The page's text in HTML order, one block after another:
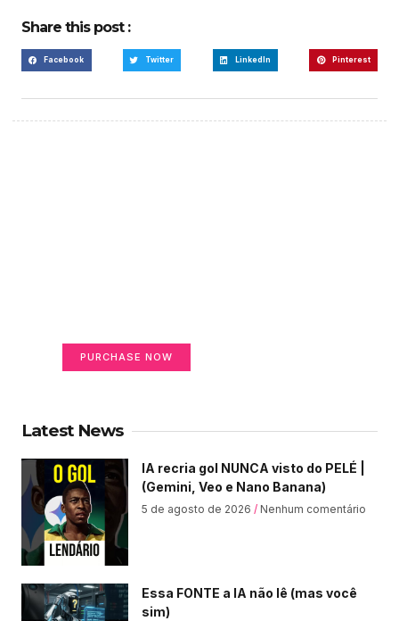
Share this post :
Facebook Twitter LinkedIn Pinterest
PURCHASE NOW
Latest News
IA recria gol NUNCA visto do PELÉ |
(Gemini, Veo e Nano Banana)
5 de agosto de 2026 Nenhum comentário
Essa FONTE a IA não lê (mas você
sim)